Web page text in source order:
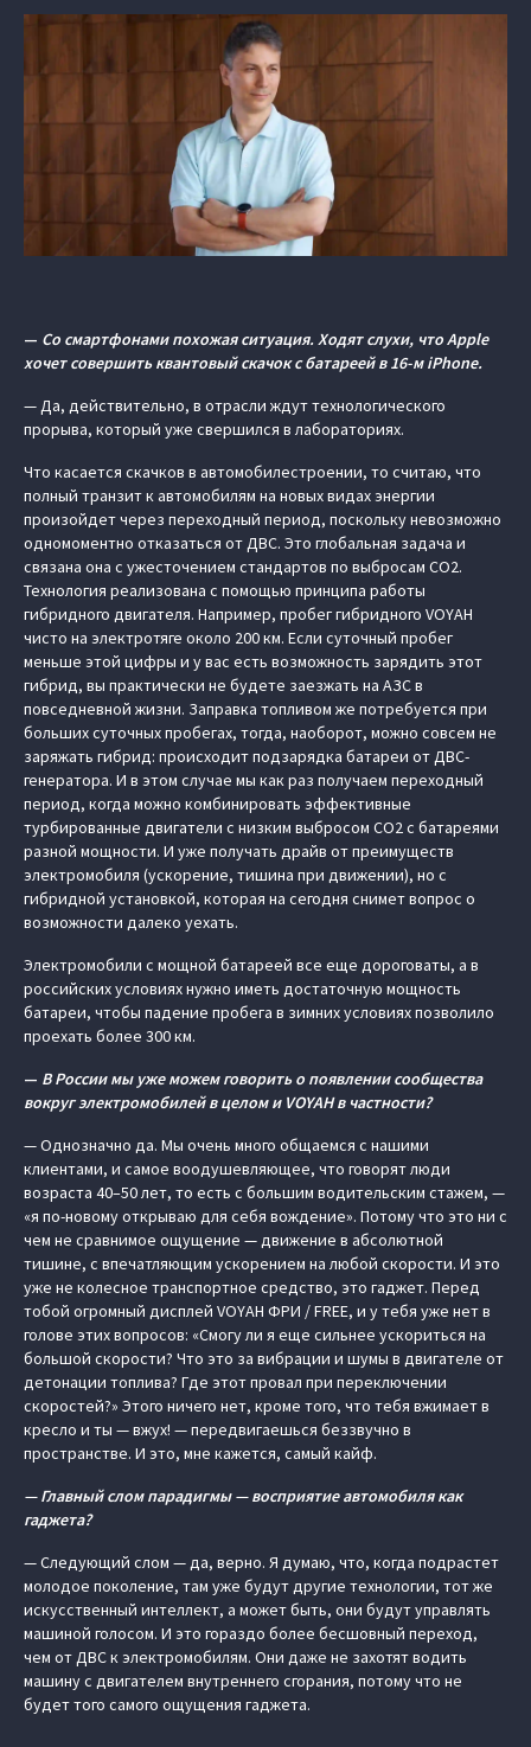
— Со смартфонами похожая ситуация. Ходят слухи, что Apple
хочет совершить квантовый скачок с батареей в 16-м iPhone.
— Да, действительно, в отрасли ждут технологического
прорыва, который уже свершился в лабораториях.
Что касается скачков в автомобилестроении, то считаю, что
полный транзит к автомобилям на новых видах энергии
произойдет через переходный период, поскольку невозможно
одномоментно отказаться от ДВС. Это глобальная задача и
связана она с ужесточением стандартов по выбросам СО2.
Технология реализована с помощью принципа работы
гибридного двигателя. Например, пробег гибридного VOYAH
чисто на электротяге около 200 км. Если суточный пробег
меньше этой цифры и у вас есть возможность зарядить этот
гибрид, вы практически не будете заезжать на АЗС в
повседневной жизни. Заправка топливом же потребуется при
больших суточных пробегах, тогда, наоборот, можно совсем не
заряжать гибрид: происходит подзарядка батареи от ДВС-
генератора. И в этом случае мы как раз получаем переходный
период, когда можно комбинировать эффективные
турбированные двигатели с низким выбросом CO2 с батареями
разной мощности. И уже получать драйв от преимуществ
электромобиля (ускорение, тишина при движении), но с
гибридной установкой, которая на сегодня снимет вопрос о
возможности далеко уехать.
Электромобили с мощной батареей все еще дороговаты, а в
российских условиях нужно иметь достаточную мощность
батареи, чтобы падение пробега в зимних условиях позволило
проехать более 300 км.
— В России мы уже можем говорить о появлении сообщества
вокруг электромобилей в целом и VOYAH в частности?
— Однозначно да. Мы очень много общаемся с нашими
клиентами, и самое воодушевляющее, что говорят люди
возраста 40–50 лет, то есть с большим водительским стажем, —
«я по-новому открываю для себя вождение». Потому что это ни с
чем не сравнимое ощущение — движение в абсолютной
тишине, с впечатляющим ускорением на любой скорости. И это
уже не колесное транспортное средство, это гаджет. Перед
тобой огромный дисплей VOYAH ФРИ / FREE, и у тебя уже нет в
голове этих вопросов: «Смогу ли я еще сильнее ускориться на
большой скорости? Что это за вибрации и шумы в двигателе от
детонации топлива? Где этот провал при переключении
скоростей?» Этого ничего нет, кроме того, что тебя вжимает в
кресло и ты — вжух! — передвигаешься беззвучно в
пространстве. И это, мне кажется, самый кайф.
— Главный слом парадигмы — восприятие автомобиля как
гаджета?
— Следующий слом — да, верно. Я думаю, что, когда подрастет
молодое поколение, там уже будут другие технологии, тот же
искусственный интеллект, а может быть, они будут управлять
машиной голосом. И это гораздо более бесшовный переход,
чем от ДВС к электромобилям. Они даже не захотят водить
машину с двигателем внутреннего сгорания, потому что не
будет того самого ощущения гаджета.